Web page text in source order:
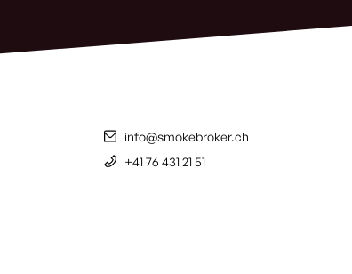
info@smokebroker.ch
+41 76 431 21 51